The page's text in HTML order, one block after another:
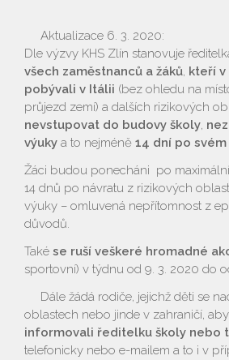
Aktualizace 6. 3. 2020:
​​​​​​​Dle výzvy KHS Zlín stanovuje
všech zaměstnanců a žáků,​​​​​​​ kteří v
pobývali v Itálii (bez ohledu na
průjezd zemí) a dalších rizikových
nevstupovat do budovy školy,
výuky a to nejméně 14 dní po
Žáci budou ponecháni po
14 dnů po návratu z rizikových
výuky – omluvená nepřítomnost z
důvodů.
Také se ruší veškeré hromadné
sportovní) v týdnu od 9. 3. 2020 do
Dále žádá rodiče, jejichž děti se
oblastech nebo jinde v zahraničí,
informovali ředitelku školy nebo
telefonicky nebo e-mailem a to i v